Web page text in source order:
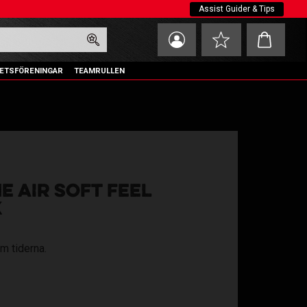
Assist Guider & Tips
Favoriter
Kundvagn
TEAMRULLEN
AIR SOFT FEEL
tiderna.